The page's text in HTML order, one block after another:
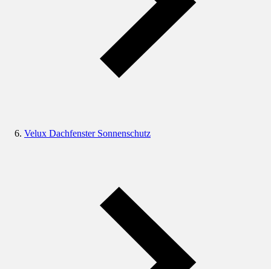
Velux Dachfenster Sonnenschutz